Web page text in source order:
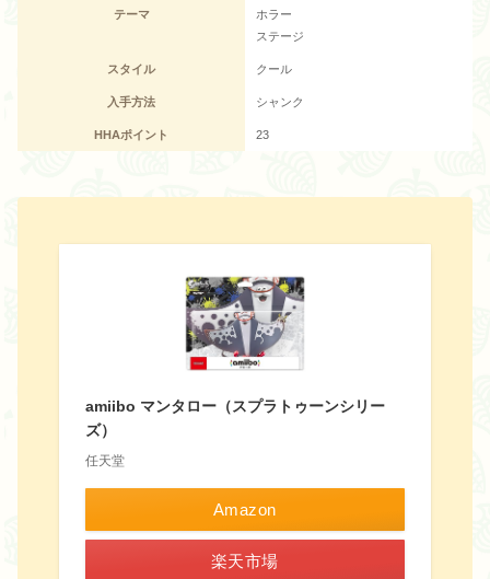
テーマ
ホラー
ステージ
スタイル クール
入手方法 シャンク
HHAポイント 23
amiibo マンタロー（スプラトゥーンシリー
ズ）
任天堂
Amazon
楽天市場